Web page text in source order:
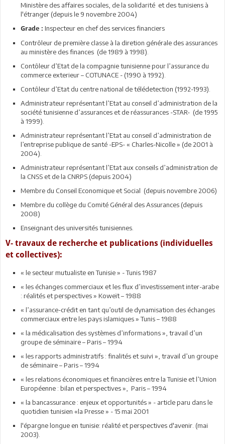
Ministère des affaires sociales, de la solidarité et des tunisiens à
l'étranger (depuis le 9 novembre 2004)
Grade : Inspecteur en chef des services financiers
Contrôleur de première classe à la diretion générale des assurances
au ministère des finances (de 1989 à 1998).
Contôleur d’Etat de la compagnie tunisienne pour l’assurance du
commerce exterieur – COTUNACE - (1990 à 1992).
Contôleur d’Etat du centre national de télédetection (1992-1993).
Administrateur représentant l’Etat au conseil d’administration de la
société tunisienne d’assurances et de réassurances -STAR- (de 1995
à 1999).
Administrateur représentant l’Etat au conseil d’administration de
l’entreprise publique de santé -EPS- « Charles-Nicolle » (de 2001 à
2004).
Administrateur représentant l’Etat aux conseils d’administration de
la CNSS et de la CNRPS (depuis 2004)
Membre du Conseil Economique et Social (depuis novembre 2006)
Membre du collège du Comité Général des Assurances (depuis
2008)
Enseignant des universités tunisiennes.
V- travaux de recherche et publications (individuelles
et collectives):
« le secteur mutualiste en Tunisie » - Tunis 1987
« les échanges commerciaux et les flux d’investissement inter-arabe
: réalités et perspectives » Koweït – 1988
« l’assurance-crédit en tant qu’outil de dynamisation des échanges
commerciaux entre les pays islamiques » Tunis – 1988
« la médicalisation des systèmes d’informations », travail d’un
groupe de séminaire – Paris – 1994
« les rapports administratifs : finalités et suivi », travail d’un groupe
de séminaire – Paris – 1994
« les relations économiques et financières entre la Tunisie et l’Union
Européenne : bilan et perspectives », Paris – 1994
« la bancassurance : enjeux et opportunités » - article paru dans le
quotidien tunisien «la Presse » - 15 mai 2001
l'épargne longue en tunisie: réalité et perspectives d'avenir. (mai
2003).